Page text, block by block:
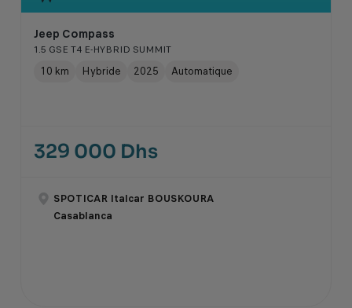
Jeep Compass
1.5 GSE T4 E-HYBRID SUMMIT
10 km Hybride 2025 Automatique
329 000 Dhs
SPOTICAR Italcar BOUSKOURA
Casablanca